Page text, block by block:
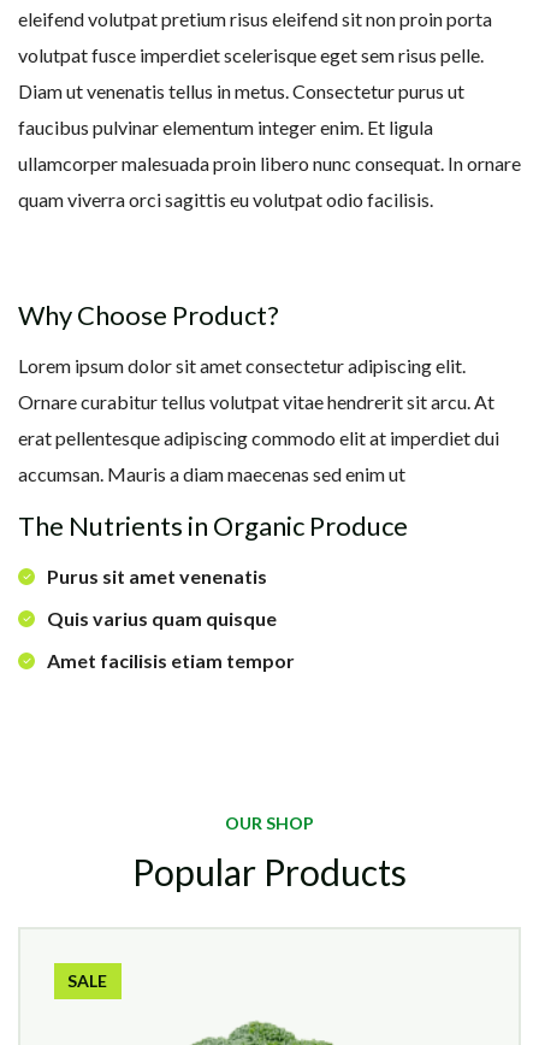
eleifend volutpat pretium risus eleifend sit non proin porta
volutpat fusce imperdiet scelerisque eget sem risus pelle.
Diam ut venenatis tellus in metus. Consectetur purus ut
faucibus pulvinar elementum integer enim. Et ligula
ullamcorper malesuada proin libero nunc consequat. In ornare
quam viverra orci sagittis eu volutpat odio facilisis.
Why Choose Product?
Lorem ipsum dolor sit amet consectetur adipiscing elit.
Ornare curabitur tellus volutpat vitae hendrerit sit arcu. At
erat pellentesque adipiscing commodo elit at imperdiet dui
accumsan. Mauris a diam maecenas sed enim ut
The Nutrients in Organic Produce
Purus sit amet venenatis
Quis varius quam quisque
Amet facilisis etiam tempor
OUR SHOP
Popular Products
SALE